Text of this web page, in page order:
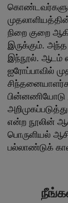
கொண்டவர்களும்
நிறை குறை
இருக்கும்.
இந்நூல். ஆடம்
ஐரோப்பாவில்
என்ற நூலின்
பொருளியல்
பல்லாண்டுக்